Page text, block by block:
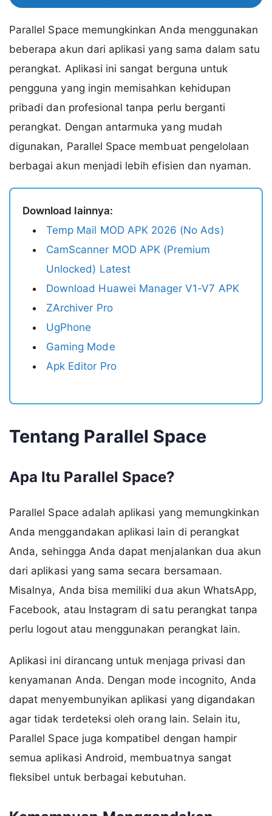
Parallel Space memungkinkan Anda menggunakan
beberapa akun dari aplikasi yang sama dalam satu
perangkat. Aplikasi ini sangat berguna untuk
pengguna yang ingin memisahkan kehidupan
pribadi dan profesional tanpa perlu berganti
perangkat. Dengan antarmuka yang mudah
digunakan, Parallel Space membuat pengelolaan
berbagai akun menjadi lebih efisien dan nyaman.
Download lainnya:
Temp Mail MOD APK 2026 (No Ads)
CamScanner MOD APK (Premium
Unlocked) Latest
Download Huawei Manager V1-V7 APK
ZArchiver Pro
UgPhone
Gaming Mode
Apk Editor Pro
Tentang Parallel Space
Apa Itu Parallel Space?
Parallel Space adalah aplikasi yang memungkinkan
Anda menggandakan aplikasi lain di perangkat
Anda, sehingga Anda dapat menjalankan dua akun
dari aplikasi yang sama secara bersamaan.
Misalnya, Anda bisa memiliki dua akun WhatsApp,
Facebook, atau Instagram di satu perangkat tanpa
perlu logout atau menggunakan perangkat lain.
Aplikasi ini dirancang untuk menjaga privasi dan
kenyamanan Anda. Dengan mode incognito, Anda
dapat menyembunyikan aplikasi yang digandakan
agar tidak terdeteksi oleh orang lain. Selain itu,
Parallel Space juga kompatibel dengan hampir
semua aplikasi Android, membuatnya sangat
fleksibel untuk berbagai kebutuhan.